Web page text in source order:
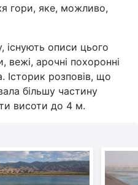
гори, яке, можливо,
існують описи цього
вежі, арочні похоронні
розповів, що
більшу частину
висоти до 4 м.